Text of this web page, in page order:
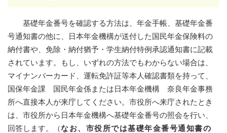
基礎年金番号を確認する方法は、年金手帳、基礎年金番
号通知書の他に、日本年金機構が送付した国民年金保険料の
納付書や、免除・納付猶予・学生納付特例承認通知書に記載
されています。もし、いずれの方法でもわからない場合は、
マイナンバーカード、運転免許証等本人確認書類を持って、
国保年金課 国民年金係または日本年金機構 奈良年金事務
所へ直接本人が来庁してください。市役所へ来庁されたとき
は、市役所から日本年金機構へ基礎年金番号の照会を行い、
回答します。（なお、市役所では基礎年金番号通知書の